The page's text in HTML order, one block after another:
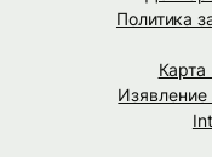
Политика
Изявление